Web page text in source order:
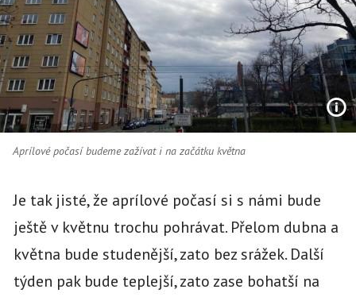
Aprílové počasí budeme zažívat i na začátku května
Je tak jisté, že aprílové počasí si s námi bude
ještě v květnu trochu pohrávat. Přelom dubna a
května bude studenější, zato bez srážek. Další
týden pak bude teplejší, zato zase bohatší na